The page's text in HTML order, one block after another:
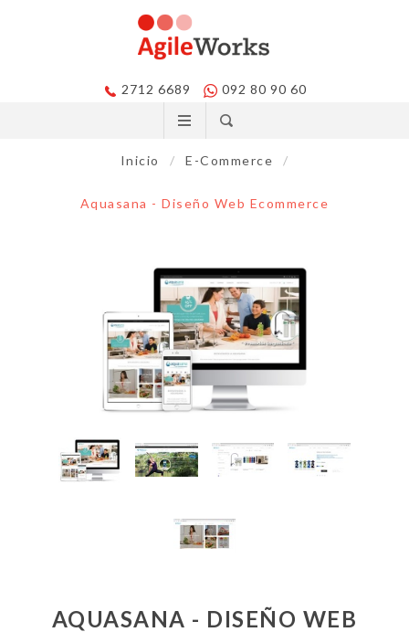
2712 6689 092 80 90 60
Inicio / E-Commerce /
Aquasana - Diseño Web Ecommerce
AQUASANA - DISEÑO WEB